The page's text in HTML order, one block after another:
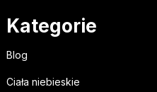
Kategorie
Blog
Ciała niebieskie